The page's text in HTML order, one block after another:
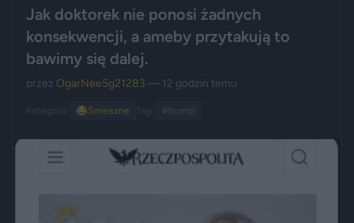
Jak doktorek nie ponosi żadnych
konsekwencji, a ameby przytakują to
bawimy się dalej.
przez OgarNee5g21283 — 12 godzin temu
Kategoria: 😂Śmieszne Tagi: #humor